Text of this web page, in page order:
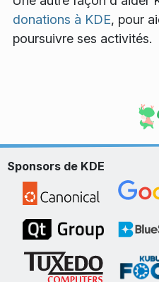
donations à KDE, pour
poursuivre ses activités.
Sponsors de KDE